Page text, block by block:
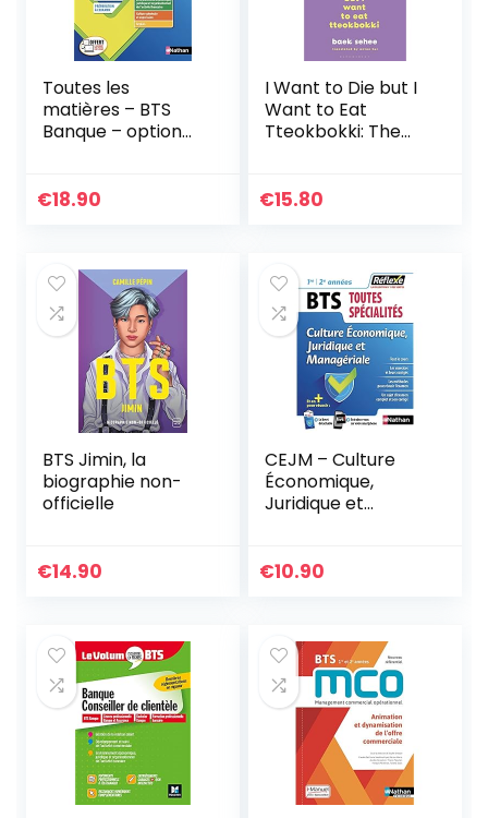
Toutes les
matières – BTS
Banque – option
– 2024 (18)
€18.90
I Want to Die but I
Want to Eat
Tteokbokki: The
€15.80
BTS Jimin, la
biographie non-
officielle
€14.90
CEJM – Culture
Économique,
Juridique et
€10.90